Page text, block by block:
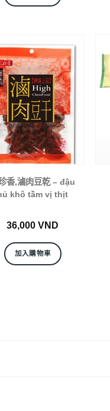
香,滷肉豆乾 – đậu
khô tầm vị thịt
36,000VND
加入購物車